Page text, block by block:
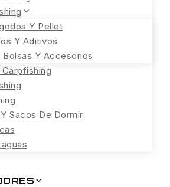
Y Pellet
Y Aditivos
Bolsas Y Accesorios
Sacos De Dormir